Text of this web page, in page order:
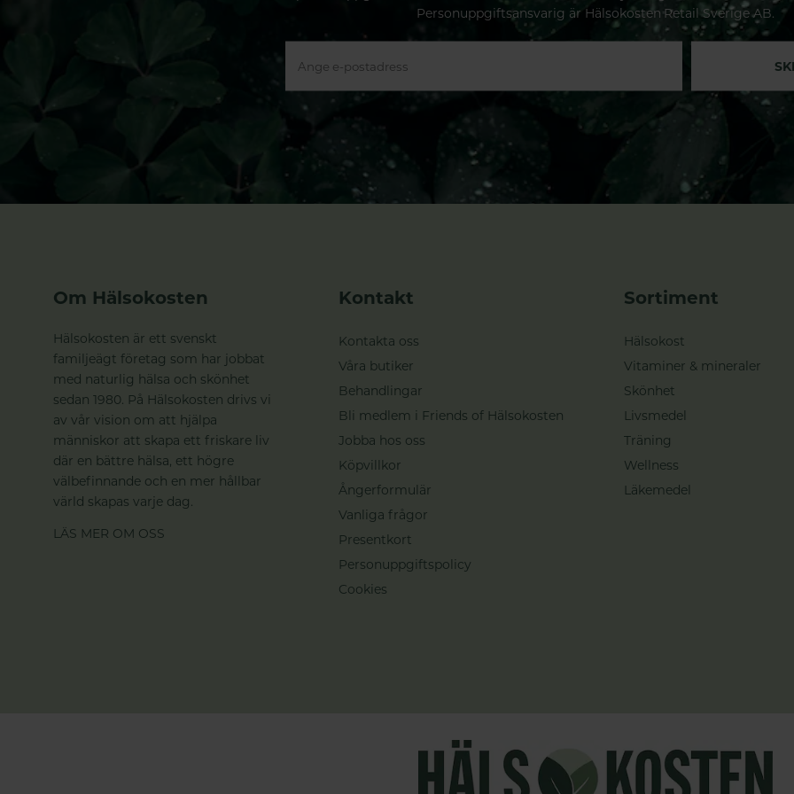
Personuppgiftsansvarig är Hälsokosten Retail Sverige AB.
Om Hälsokosten
Hälsokosten är ett svenskt
familjeägt företag som har jobbat
med naturlig hälsa och skönhet
sedan 1980. På Hälsokosten drivs vi
av vår vision om att hjälpa
människor att skapa ett friskare liv
där en bättre hälsa, ett högre
välbefinnande och en mer hållbar
värld skapas varje dag.
LÄS MER OM OSS
Kontakt
Kontakta oss
Våra butiker
Behandlingar
Bli medlem i Friends of Hälsokosten
Jobba hos oss
Köpvillkor
Ångerformulär
Vanliga frågor
Presentkort
Personuppgiftspolicy
Cookies
Sortiment
Hälsokost
Vitaminer & mineraler
Skönhet
Livsmedel
Träning
Wellness
Läkemedel